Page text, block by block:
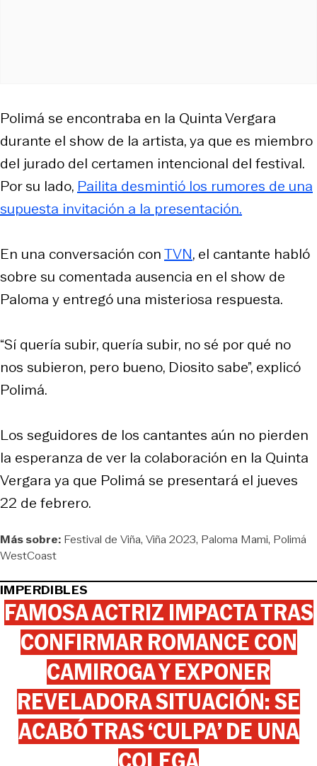
Polimá se encontraba en la Quinta Vergara
durante el show de la artista, ya que es miembro
del jurado del certamen intencional del festival.
Por su lado, Pailita desmintió los rumores de una
supuesta invitación a la presentación.
En una conversación conTVN, el cantante habló
sobre su comentada ausencia en el show de
Paloma y entregó una misteriosa respuesta.
“Sí quería subir, quería subir, no sé por qué no
nos subieron, pero bueno, Diosito sabe”, explicó
Polimá.
Los seguidores de los cantantes aún no pierden
la esperanza de ver la colaboración en la Quinta
Vergara ya que Polimá se presentará el jueves
22 de febrero.
Más sobre: Festival de Viña Viña 2023 Paloma Mami Polimá
WestCoast
IMPERDIBLES
FAMOSA ACTRIZ IMPACTA TRAS
CONFIRMAR ROMANCE CON
CAMIROGA Y EXPONER
REVELADORA SITUACIÓN: SE
ACABÓ TRAS ‘CULPA’ DE UNA